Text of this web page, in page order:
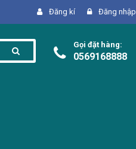
Đăng kí Đăng nhập
Gọi đặt hàng:
0569168888